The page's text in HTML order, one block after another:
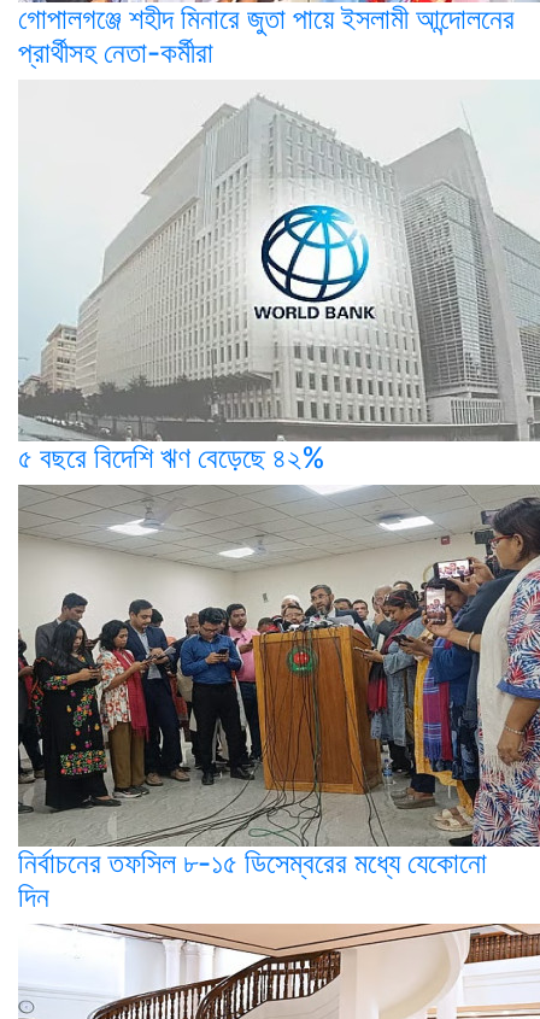
গোপালগঞ্জে শহীদ মিনারে জুতা পায়ে ইসলামী আন্দোলনের
প্রার্থীসহ নেতা-কর্মীরা
৫ বছরে বিদেশি ঋণ বেড়েছে ৪২%
নির্বাচনের তফসিল ৮-১৫ ডিসেম্বরের মধ্যে যেকোনো
দিন